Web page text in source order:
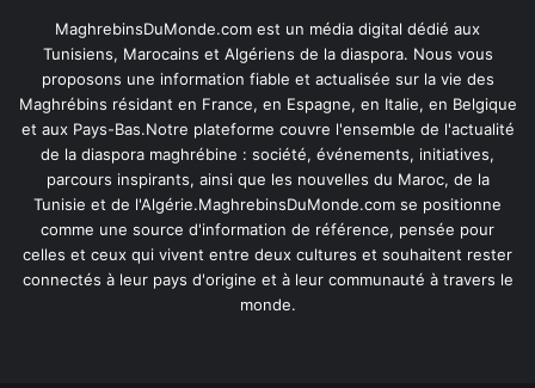
MaghrebinsDuMonde.com est un média digital dédié aux
Tunisiens, Marocains et Algériens de la diaspora. Nous vous
proposons une information fiable et actualisée sur la vie des
Maghrébins résidant en France, en Espagne, en Italie, en Belgique
et aux Pays-Bas.Notre plateforme couvre l'ensemble de l'actualité
de la diaspora maghrébine : société, événements, initiatives,
parcours inspirants, ainsi que les nouvelles du Maroc, de la
Tunisie et de l'Algérie.MaghrebinsDuMonde.com se positionne
comme une source d'information de référence, pensée pour
celles et ceux qui vivent entre deux cultures et souhaitent rester
connectés à leur pays d'origine et à leur communauté à travers le
monde.